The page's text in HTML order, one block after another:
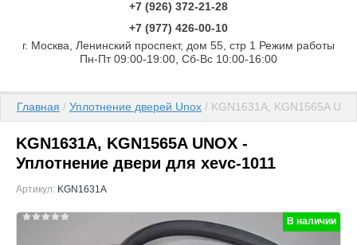
+7 (926) 372-21-28
+7 (977) 426-00-10
г. Москва, Ленинский проспект, дом 55, стр 1 Режим работы
Пн-Пт 09:00-19:00, Сб-Вс 10:00-16:00
Главная / Уплотнение дверей Unox / KGN1631A, KGN1565A
KGN1631A, KGN1565A UNOX -
Уплотнение двери для xevc-1011
Артикул: KGN1631A
В наличии